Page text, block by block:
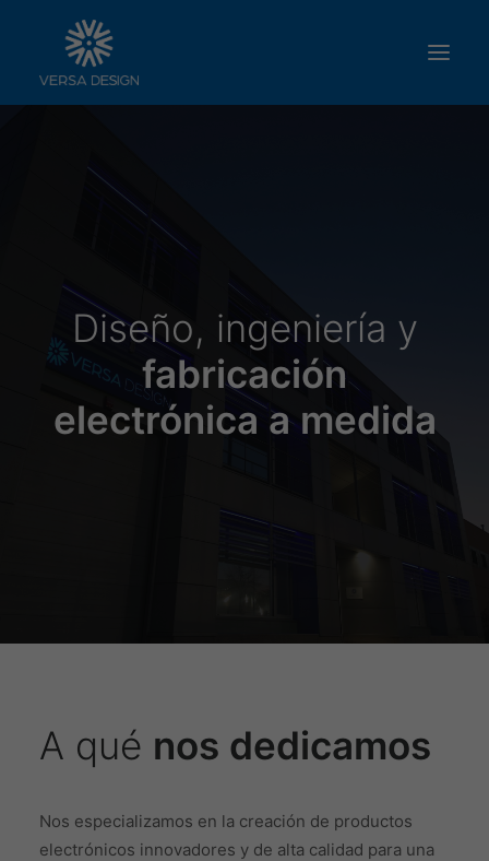
CONTACTO
Diseño, ingeniería y
fabricación
electrónica a medida
A qué nos dedicamos
Nos especializamos en la creación de productos
electrónicos innovadores y de alta calidad para una